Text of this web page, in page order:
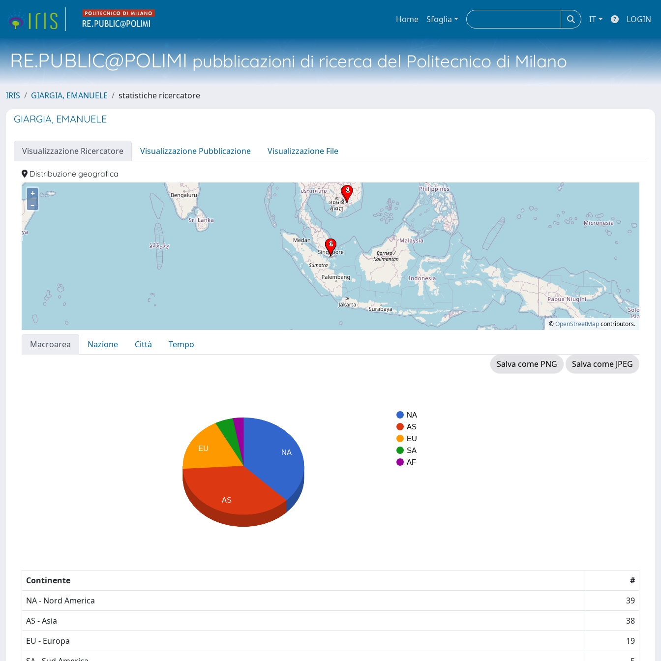
Home Sfoglia IT LOGIN
RE.PUBLIC@POLIMIpubblicazioni di ricerca del Politecnico di Milano
IRIS GIARGIA, EMANUELE statistiche ricercatore
GIARGIA, EMANUELE
Visualizzazione Ricercatore Visualizzazione Pubblicazione Visualizzazione File
Distribuzione geografica
+
–
©OpenStreetMapcontributors.
Macroarea Nazione Città
Tempo
Salva come PNG
Salva come JPEG
NA
AS
EU
SA
AF
NA
EU
AS
Continente
#
NA - Nord America
39
AS - Asia
38
EU - Europa
19